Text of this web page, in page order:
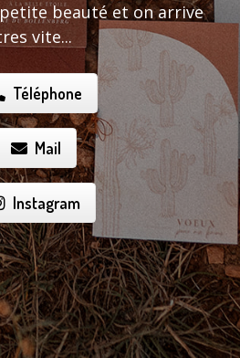
beauté et on arrive
vite...
Téléphone
Mail
Instagram